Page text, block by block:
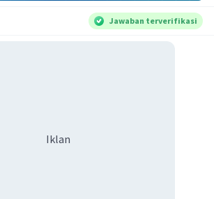
Jawaban terverifikasi
Iklan